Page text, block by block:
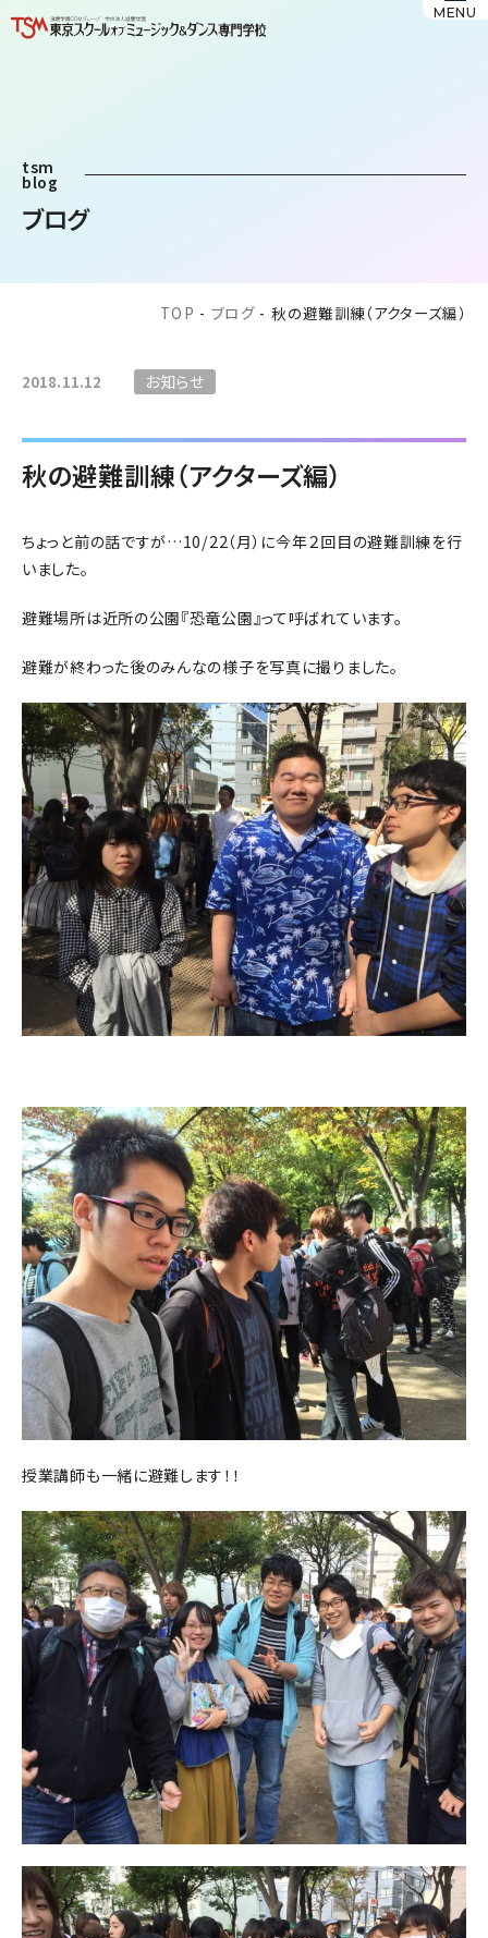
MENU
tsm
blog
ブログ
TOP -ブログ -秋の避難訓練（アクターズ編）
2018.11.12 お知らせ
秋の避難訓練（アクターズ編）
ちょっと前の話ですが…10/22（月）に今年２回目の避難訓練を行
いました。
避難場所は近所の公園『恐竜公園』って呼ばれています。
避難が終わった後のみんなの様子を写真に撮りました。
授業講師も一緒に避難します！！